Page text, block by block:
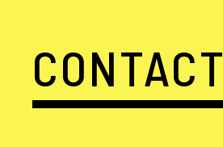
CONTACT